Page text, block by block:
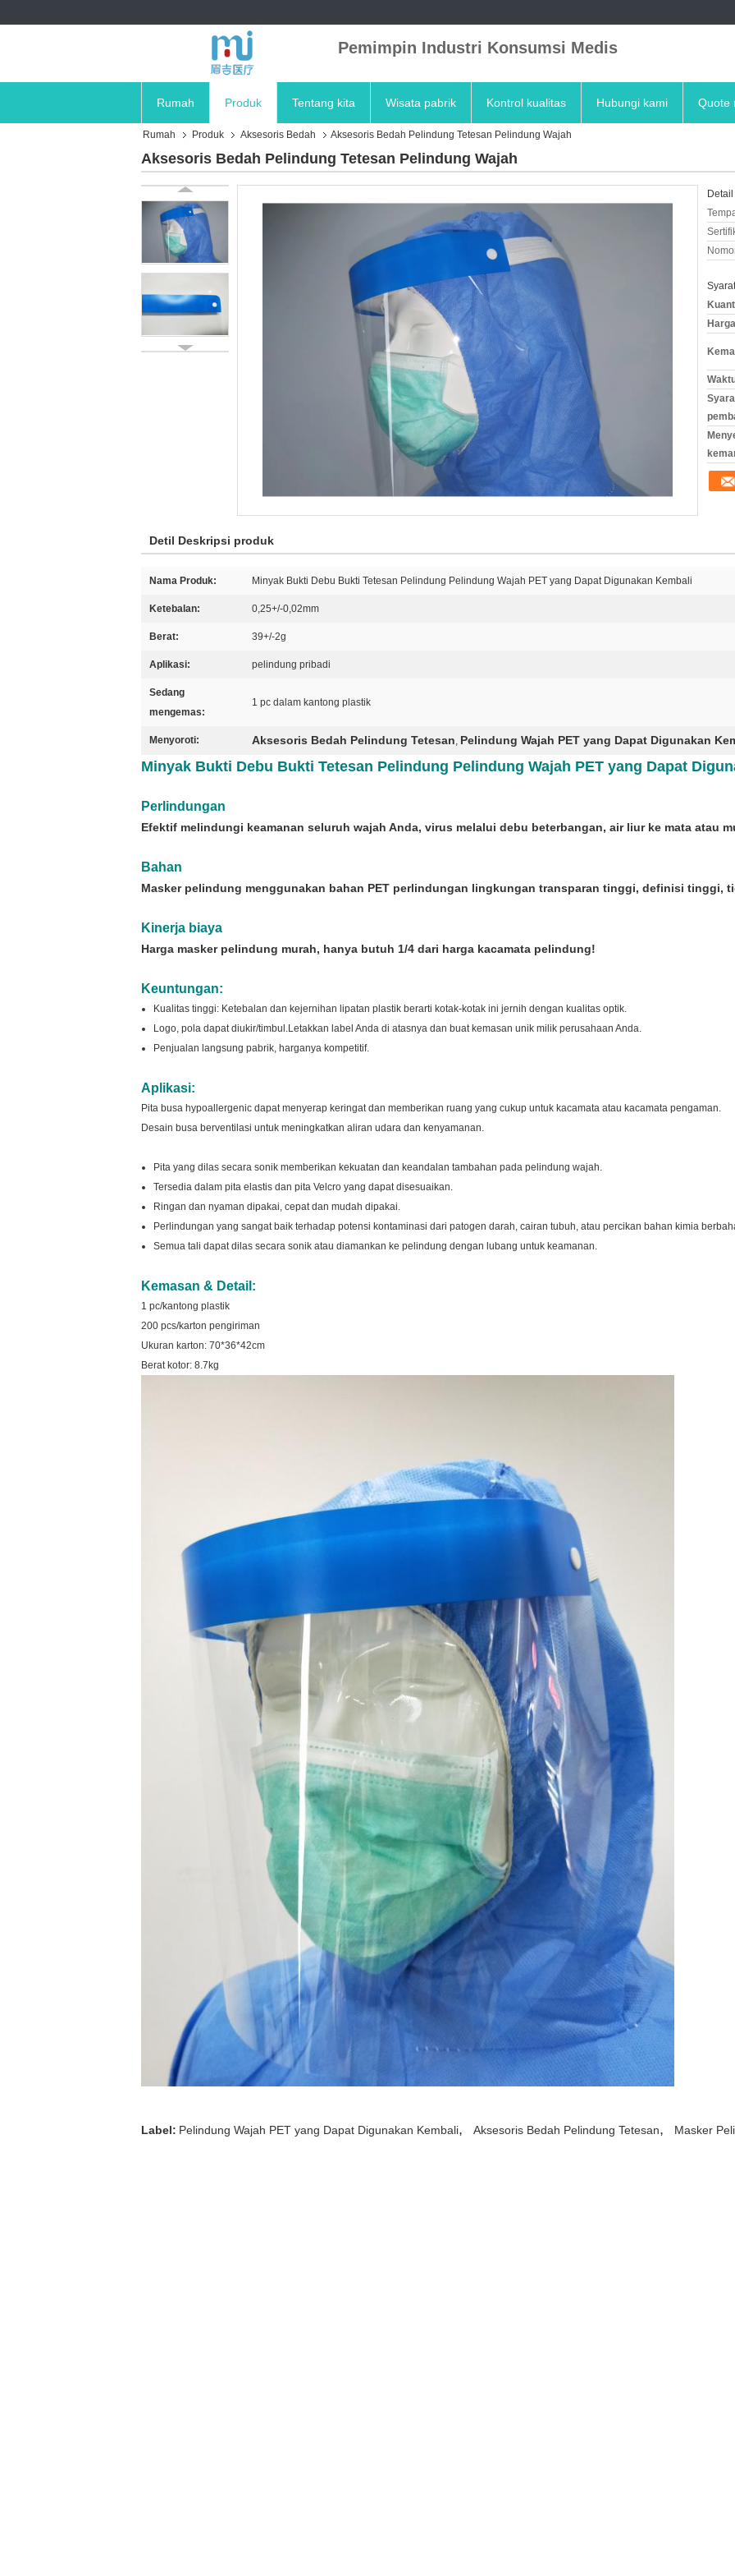
Pemimpin Industri Konsumsi Medis
Rumah Produk Tentang kita Wisata pabrik Kontrol kualitas Hubungi kami Quote
Rumah Produk Aksesoris Bedah Aksesoris Bedah Pelindung Tetesan Pelindung Wajah
Aksesoris Bedah Pelindung Tetesan Pelindung Wajah
Detil Deskripsi produk
Nama Produk: Minyak Bukti Debu Bukti Tetesan Pelindung Pelindung Wajah PET yang Dapat Digunakan Kembali
Ketebalan: 0,25+/-0,02mm
Berat: 39+/-2g
Aplikasi: pelindung pribadi
Sedang
mengemas:
1 pc dalam kantong plastik
Menyoroti: Aksesoris Bedah Pelindung Tetesan, Pelindung Wajah PET yang Dapat Digunakan
Minyak Bukti Debu Bukti Tetesan Pelindung Pelindung Wajah PET yang Dapat
Perlindungan
Efektif melindungi keamanan seluruh wajah Anda, virus melalui debu beterbangan, air liur ke mata atau
Bahan
Masker pelindung menggunakan bahan PET perlindungan lingkungan transparan tinggi, definisi tinggi,
Kinerja biaya
Harga masker pelindung murah, hanya butuh 1/4 dari harga kacamata pelindung!
Keuntungan:
Kualitas tinggi: Ketebalan dan kejernihan lipatan plastik berarti kotak-kotak ini jernih dengan kualitas optik.
Logo, pola dapat diukir/timbul.Letakkan label Anda di atasnya dan buat kemasan unik milik perusahaan Anda.
Penjualan langsung pabrik, harganya kompetitif.
Aplikasi:
Pita busa hypoallergenic dapat menyerap keringat dan memberikan ruang yang cukup untuk kacamata atau kacamata pengaman.
Desain busa berventilasi untuk meningkatkan aliran udara dan kenyamanan.
Pita yang dilas secara sonik memberikan kekuatan dan keandalan tambahan pada pelindung wajah.
Tersedia dalam pita elastis dan pita Velcro yang dapat disesuaikan.
Ringan dan nyaman dipakai, cepat dan mudah dipakai.
Perlindungan yang sangat baik terhadap potensi kontaminasi dari patogen darah, cairan tubuh, atau percikan bahan kimia
Semua tali dapat dilas secara sonik atau diamankan ke pelindung dengan lubang untuk keamanan.
Kemasan & Detail:
1 pc/kantong plastik
200 pcs/karton pengiriman
Ukuran karton: 70*36*42cm
Berat kotor: 8.7kg
Label: Pelindung Wajah PET yang Dapat Digunakan Kembali, Aksesoris Bedah Pelindung Tetesan, Masker